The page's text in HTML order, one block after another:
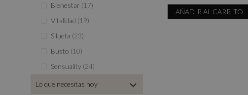
Bienestar 17
productos
Vitalidad 19
productos
Silueta 23
productos
Busto 10
productos
Sensuality 24
productos
Lo que necesitas hoy
AÑADIR AL CARRITO